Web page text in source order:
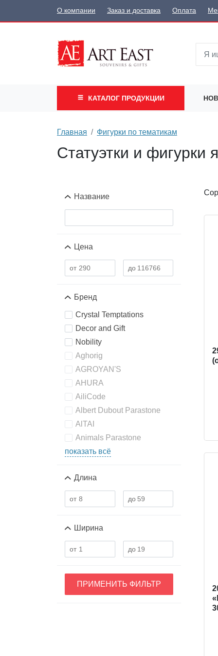
О компании Заказ и доставка Оплата
КАТАЛОГ ПРОДУКЦИИ
Главная Фигурки по тематикам
Статуэтки и фигурки
Название
Цена
Бренд
Crystal Temptations
Decor and Gift
Nobility
Aghorig
AGROYAN'S
AHURA
AiliCode
Albert Dubout Parastone
AlTAI
Animals Parastone
показать всё
Длина
Ширина
ПРИМЕНИТЬ ФИЛЬТР